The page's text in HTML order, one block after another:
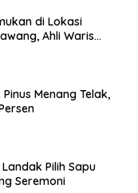
di Lokasi
Ahli Waris
Menang Telak,
Pilih Sapu
Seremoni